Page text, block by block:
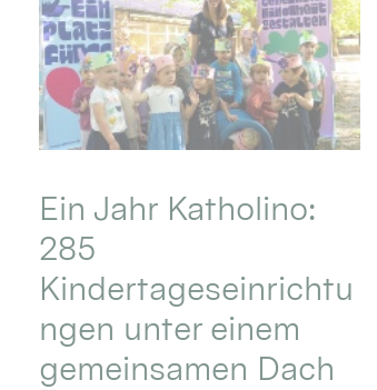
Ein Jahr Katholino:
285
Kindertageseinrichtu
ngen unter einem
gemeinsamen Dach